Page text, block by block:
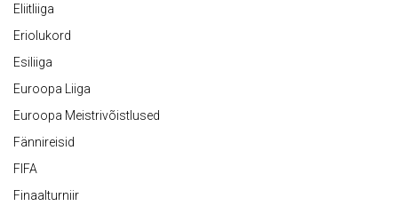
Eliitliiga
Eriolukord
Esiliiga
Euroopa Liiga
Euroopa Meistrivõistlused
Fännireisid
FIFA
Finaalturniir